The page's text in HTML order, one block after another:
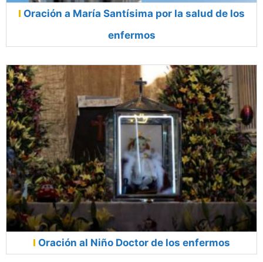
Oración a María Santísima por la salud de los
enfermos
Oración al Niño Doctor de los enfermos